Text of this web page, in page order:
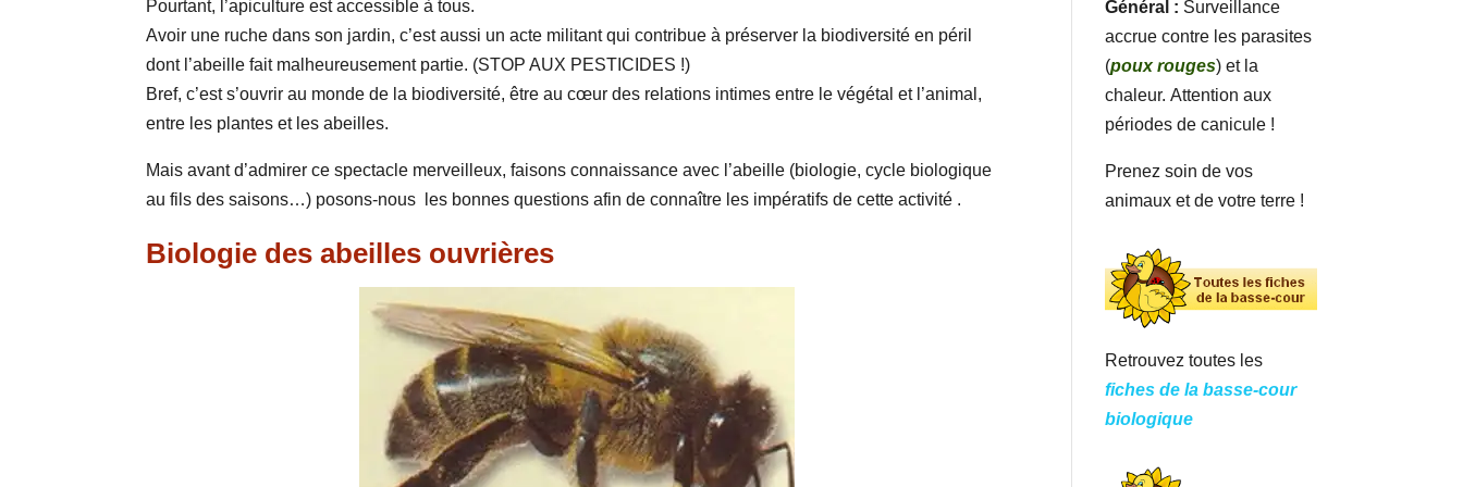
Pourtant, l’apiculture est accessible à tous.
Avoir une ruche dans son jardin, c’est aussi un acte militant qui contribue à préserver la biodiversité en péril
dont l’abeille fait malheureusement partie. (STOP AUX PESTICIDES !)
Bref, c’est s’ouvrir au monde de la biodiversité, être au cœur des relations intimes entre le végétal et l’animal,
entre les plantes et les abeilles.
Mais avant d’admirer ce spectacle merveilleux, faisons connaissance avec l’abeille (biologie, cycle biologique
au fils des saisons…) posons-nous les bonnes questions afin de connaître les impératifs de cette activité .
Biologie des abeilles ouvrières
Général : Surveillance
accrue contre les parasites
(poux rouges) et la
chaleur. Attention aux
périodes de canicule !
Prenez soin de vos
animaux et de votre terre !
Retrouvez toutes les
fiches de la basse-cour
biologique